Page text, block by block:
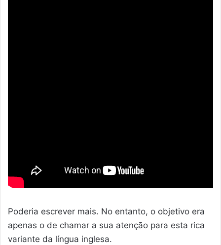
Poderia escrever mais. No entanto, o objetivo era
apenas o de chamar a sua atenção para esta rica
variante da língua inglesa.